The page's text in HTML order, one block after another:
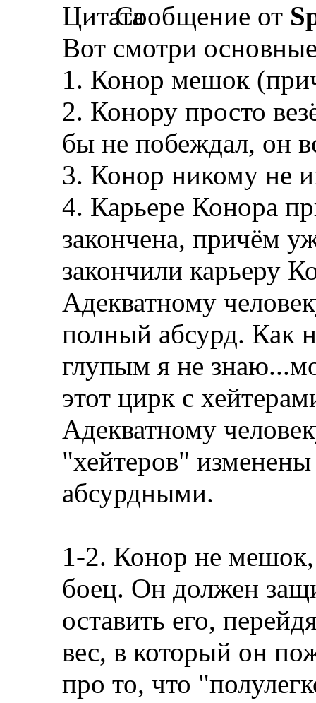
Сообщение от
Вот смотри
1. Конор мешок
2. Конору просто
бы не побеждал, он
3. Конор никому не
4. Карьере Конора
закончена, причём
закончили карьеру
Адекватному
полный абсурд. Как
глупым я не
этот цирк с
Адекватному
"хейтеров"
абсурдными.
1-2. Конор не
боец. Он должен
оставить его,
вес, в который он
про то, что